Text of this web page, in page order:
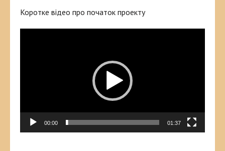
Коротке відео про початок проекту
00:00 01:37